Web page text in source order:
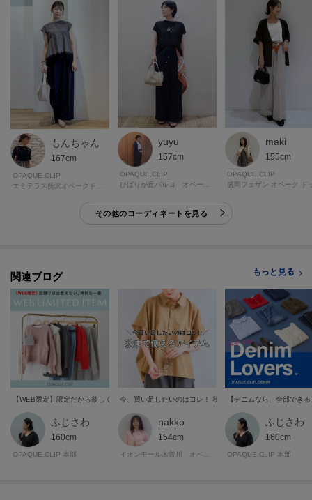
この商品は加工サービス(裾上げ加工)対応商品です。
在庫がある商品につきましては通常2週間前後でお届けいたします。
ご希望の場合は、製品寸法（股下の長さ）をご確認いただき、ショッピング
カート画面にて加工サービスを選択し、股下の長さを入力して下さい。
また、加工可能な股下の長さについては下記ご確認をお願いいたします。裾
出しの対応は行っておりませんので、製品寸法より長くすることはできませ
※ジーンズ仕上げの場合、製品寸法より－3cmから加工可
※シングル（レディス）仕上げの場合、製品寸法より－5cmから加工可
※シングル（メンズ）仕上げの場合、製品寸法より－9cmから加工可
※ダブル仕上げの場合、製品寸法より－11cmから加工可
もんちゃん
167cm
OPAQUE.CLIP
エミテラス所沢オペークドットクリップ
yuyu
157cm
OPAQUE.CLIP
maki
155cm
OPAQUE.CLIP
その他のコーディネートを見る
関連ブログ もっと見る
【WEB限定】限定だから欲しくなる！店舗では買えない着映え服9選
ふじさわ
160cm
OPAQUE.CLIP 本部
今、買い足したいのはコレ！ 秋まで長く着られるアイテム集
nakko
154cm
イオンモール木曽川 オペーク・ドット・クリップ
【デニムなら、全部でき
ふじさわ
160cm
OPAQUE.CLIP 本部